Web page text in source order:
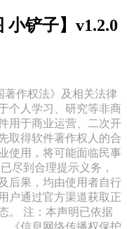
铲子】v1.2.0
著作权法》及相关法律
个人学习、研究等非商
用于商业运营、二次开
取得软件著作权人的合
使用，将可能面临民事
尽到合理提示义务，
后果，均由使用者自行
户通过官方渠道获取正
。 注：本声明已依据
《信息网络传播权保护